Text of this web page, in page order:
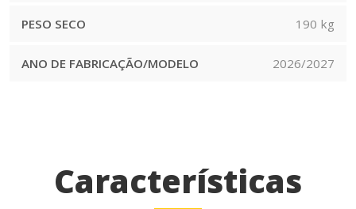
PESO SECO 190 kg
ANO DE FABRICAÇÃO/MODELO 2026/2027
Características